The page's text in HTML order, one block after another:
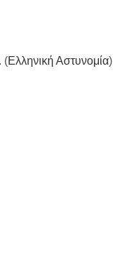
(Ελληνική Αστυνομία)